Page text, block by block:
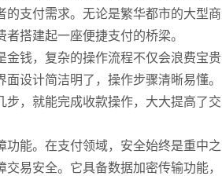
支付需求。无论是繁华都市的大型商
搭建起一座便捷支付的桥梁。
钱，复杂的操作流程不仅会浪费宝贵
设计简洁明了，操作步骤清晰易懂。
，就能完成收款操作，大大提高了交
能。在支付领域，安全始终是重中之
易安全。它具备数据加密传输功能，